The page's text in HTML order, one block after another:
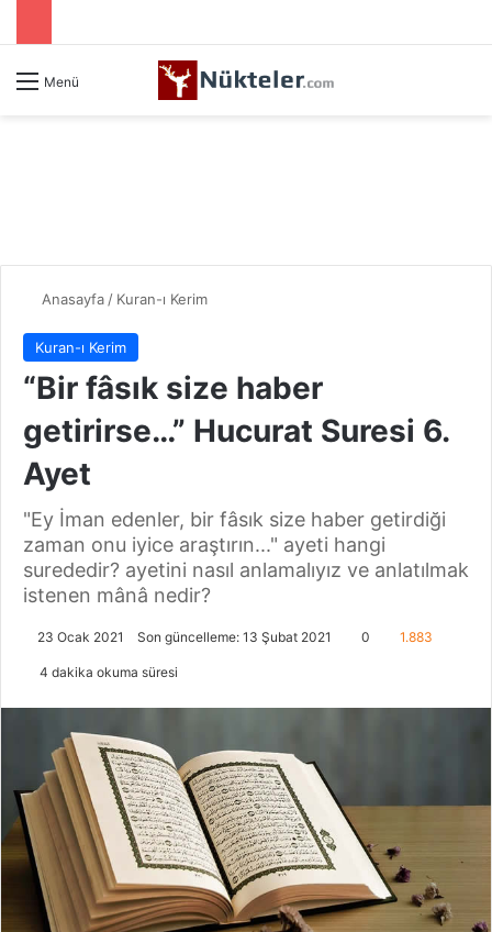
Menü
Anasayfa / Kuran-ı Kerim
Kuran-ı Kerim
“Bir fâsık size haber
getirirse…” Hucurat Suresi 6.
Ayet
"Ey İman edenler, bir fâsık size haber getirdiği
zaman onu iyice araştırın..." ayeti hangi
surededir? ayetini nasıl anlamalıyız ve anlatılmak
istenen mânâ nedir?
23 Ocak 2021 Son güncelleme: 13 Şubat 2021 0 1.883
4 dakika okuma süresi